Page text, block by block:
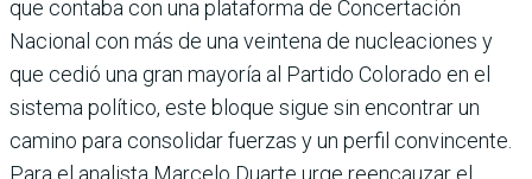
que contaba con una plataforma de Concertación
Nacional con más de una veintena de nucleaciones y
que cedió una gran mayoría al Partido Colorado en el
sistema polí­tico, este bloque sigue sin encontrar un
camino para consolidar fuerzas y un per­fil convincente.